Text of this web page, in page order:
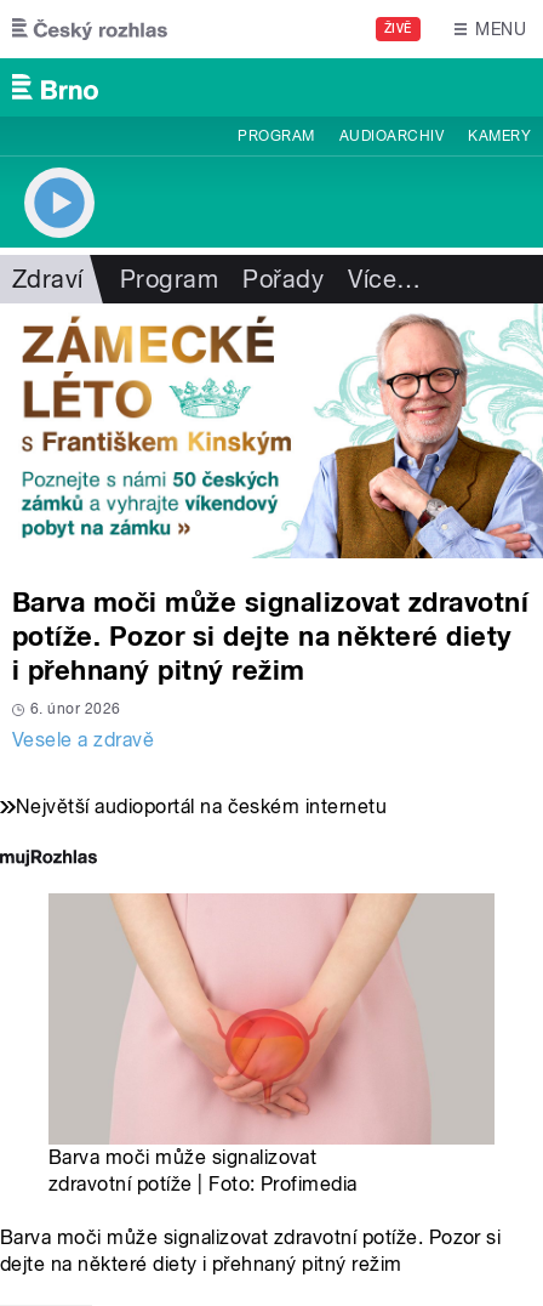
Přejít k hlavnímu obsahu
ŽIVĚ MENU
PROGRAM AUDIOARCHIV KAMERY
Zdraví Program Pořady Více…
Barva moči může signalizovat zdravotní
potíže. Pozor si dejte na některé diety
i přehnaný pitný režim
6. únor 2026
Vesele a zdravě
Největší audioportál na českém internetu
Barva moči může signalizovat
zdravotní potíže | Foto: Profimedia
Barva moči může signalizovat zdravotní potíže. Pozor si
dejte na některé diety i přehnaný pitný režim